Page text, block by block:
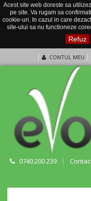
Acest site web doreste sa
pe site. Va rugam sa
cookie-uri. In cazul in care
site-ului sa nu functioneze
Refuz
CONTUL MEU
0740.200.239